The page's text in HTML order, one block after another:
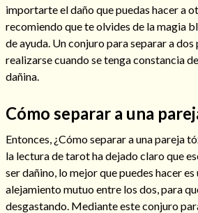
Cómo alejar a la amante de mi esposo
Endulzamiento
importarte el daño que puedas hacer a
recomiendo que te olvides de la magia
de ayuda. Un conjuro para separar a
realizarse cuando se tenga constancia
dañina.
Cómo separar a una
Entonces, ¿Cómo separar a una pareja
la lectura de tarot ha dejado claro que
ser dañino, lo mejor que puedes hacer es
alejamiento mutuo entre los dos, para
desgastando. Mediante este conjuro